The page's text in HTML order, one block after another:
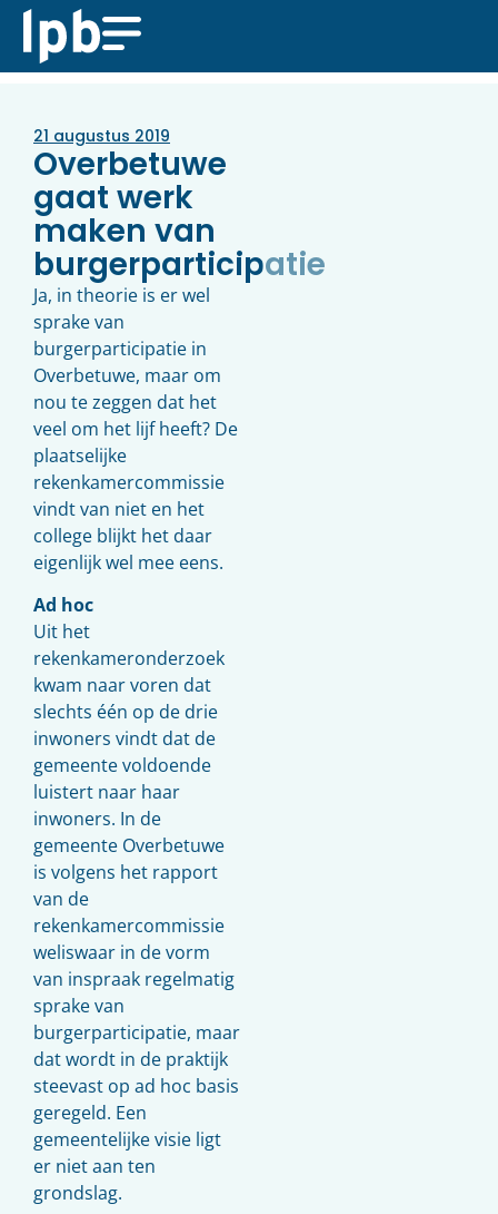
21 augustus 2019
Overbetuwe
gaat werk
maken van
burgerparticipatie
Ja, in theorie is er wel
sprake van
burgerparticipatie in
Overbetuwe, maar om
nou te zeggen dat het
veel om het lijf heeft? De
plaatselijke
rekenkamercommissie
vindt van niet en het
college blijkt het daar
eigenlijk wel mee eens.
Ad hoc
Uit het
rekenkameronderzoek
kwam naar voren dat
slechts één op de drie
inwoners vindt dat de
gemeente voldoende
luistert naar haar
inwoners. In de
gemeente Overbetuwe
is volgens het rapport
van de
rekenkamercommissie
weliswaar in de vorm
van inspraak regelmatig
sprake van
burgerparticipatie, maar
dat wordt in de praktijk
steevast op ad hoc basis
geregeld. Een
gemeentelijke visie ligt
er niet aan ten
grondslag.